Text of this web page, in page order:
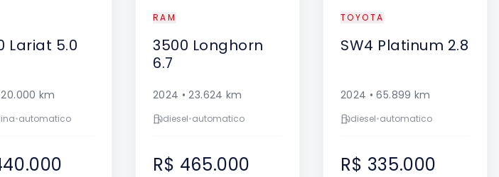
Lariat 5.0
20.000 km
•automatico
RAM
3500 Longhorn
6.7
2024 •23.624 km
diesel•automatico
R$ 465.000
TOYOTA
SW4 Platinum 2.8
2024 •65.899 km
diesel•automatico
R$ 335.000